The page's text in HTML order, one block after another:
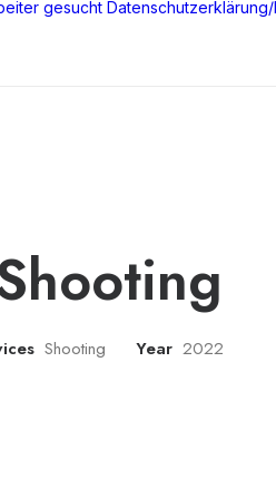
gesucht Datenschutzerklärung/
Shooting Year 2022